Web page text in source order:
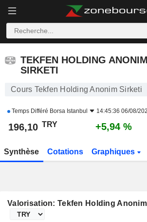
TEKFEN HOLDING ANONIM
SIRKETI
Cours Tekfen Holding Anonim Sirketi
Temps Différé Borsa Istanbul 14:45:36 06/08/
196,10 TRY +5,94 %
Synthèse Cotations Graphiques
Valorisation: Tekfen Holding